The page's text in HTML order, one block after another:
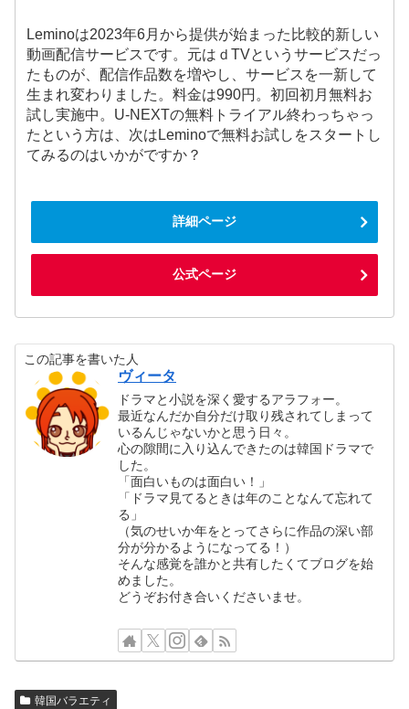
Leminoは2023年6月から提供が始まった比較的新しい
動画配信サービスです。元はｄTVというサービスだっ
たものが、配信作品数を増やし、サービスを一新して
生まれ変わりました。料金は990円。初回初月無料お
試し実施中。U-NEXTの無料トライアル終わっちゃっ
たという方は、次はLeminoで無料お試しをスタートし
てみるのはいかがですか？
詳細ページ
公式ページ
この記事を書いた人
ヴィータ
ドラマと小説を深く愛するアラフォー。
最近なんだか自分だけ取り残されてしまって
いるんじゃないかと思う日々。
心の隙間に入り込んできたのは韓国ドラマで
した。
「面白いものは面白い！」
「ドラマ見てるときは年のことなんて忘れて
る」
（気のせいか年をとってさらに作品の深い部
分が分かるようになってる！）
そんな感覚を誰かと共有したくてブログを始
めました。
どうぞお付き合いくださいませ。
韓国バラエティ